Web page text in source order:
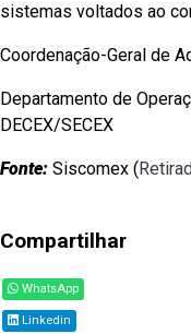
sistemas voltados ao
Coordenação-Geral de
Departamento de
DECEX/SECEX
Fonte: Siscomex (
Compartilhar
WhatsApp
Linkedin